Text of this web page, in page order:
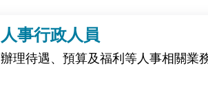
人事行政人員
辦理待遇、預算及福利等人事相關業務